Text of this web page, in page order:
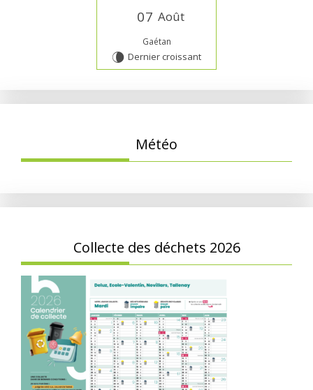
07 Août
Gaétan
V Dernier croissant
Météo
Collecte des déchets 2026